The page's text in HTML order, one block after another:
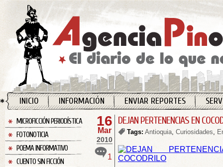
INICIO INFORMACIÓN ENVIAR REPORTES
MICROFICCIÓN PERIODÍSTICA
FOTONOTICIA
POEMA INFORMATIVO
CUENTO SIN FICCIÓN
16
Mar
2010
1
DEJAN PERTENENCIAS EN
Tags: Antioquia, Curiosidades,